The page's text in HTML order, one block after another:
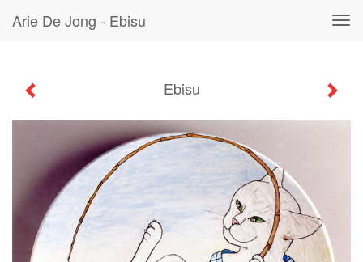
Arie De Jong - Ebisu
Ebisu